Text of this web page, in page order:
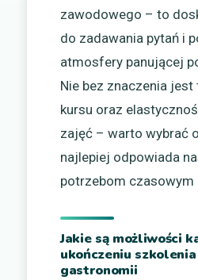
zawodowego – to
do zadawania pytań i
atmosfery panującej
Nie bez znaczenia
kursu oraz
zajęć – warto wybrać
najlepiej odpowiada
potrzebom czasowym
Jakie są możliwości
ukończeniu
gastronomii